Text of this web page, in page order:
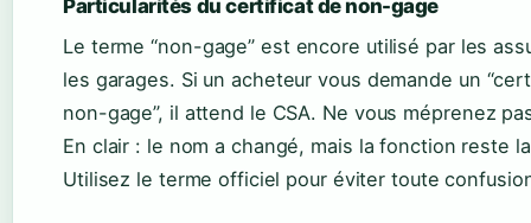
Particularités du certificat de non-gage
Le terme “non-gage” est encore utilisé par les
les garages. Si un acheteur vous demande un
non-gage”, il attend le CSA. Ne vous méprenez
En clair : le nom a changé, mais la fonction reste
Utilisez le terme officiel pour éviter toute